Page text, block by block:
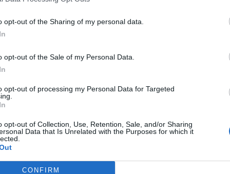
opt-out of the Sharing of my personal data.
opt-out of the Sale of my Personal Data.
opt-out of processing my Personal Data for Targeted
opt-out of Collection, Use, Retention, Sale, and/or Sharing
Data that Is Unrelated with the Purposes for which it
CONFIRM